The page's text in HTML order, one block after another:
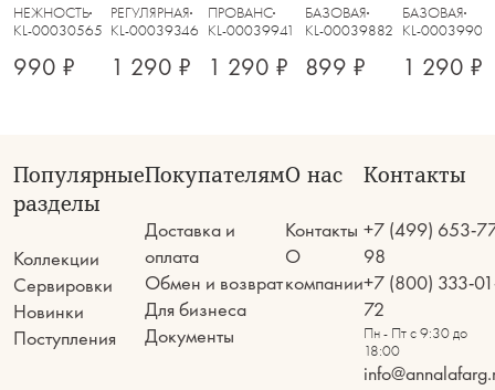
НЕЖНОСТЬ
KL-00030565
990 ₽
РЕГУЛЯРНАЯ
KL-00039346
1 290 ₽
ПРОВАНС
KL-00039941
1 290 ₽
БАЗОВАЯ
KL-00039882
899 ₽
БАЗОВАЯ
KL-00039900
1 290 ₽
Популярные
разделы
Коллекции
Сервировки
Новинки
Поступления
Покупателям
Доставка и
оплата
Обмен и возврат
Для бизнеса
Документы
О нас
Контакты
О
компании
Контакты
+7 (499) 653-
98
+7 (800) 333-
72
Пн - Пт с 9:30 до
18:00